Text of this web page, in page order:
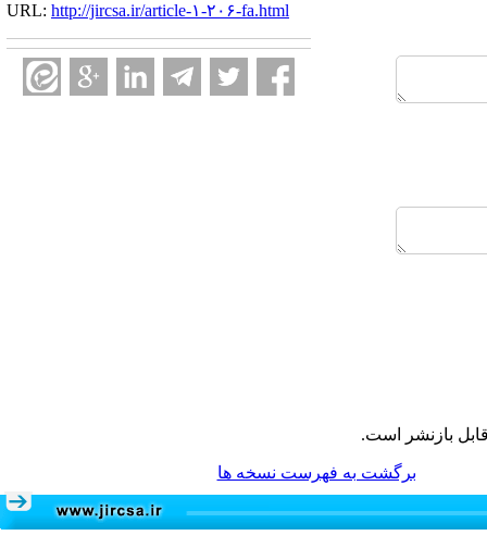
URL: http://jircsa.ir/article-۱-۲۰۶-fa.html
قابل بازنشر است.
برگشت به فهرست نسخه ها